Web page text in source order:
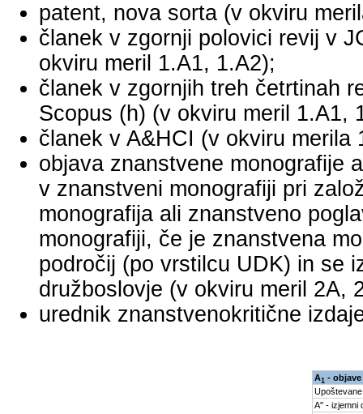
patent, nova sorta (v okviru
članek v zgornji polovici revij v
okviru meril 1.A1, 1.A2);
članek v zgornjih treh četrtinah
Scopus (h) (v okviru meril 1.A1,
članek v A&HCI (v okviru merila
objava znanstvene monografije
v znanstveni monografiji pri
monografija ali znanstveno
monografiji, če je znanstvena
področij (po vrstilcu UDK) in se
družboslovje (v okviru meril 2A,
urednik znanstvenokritične
A1 - objave
A'' - izjemni